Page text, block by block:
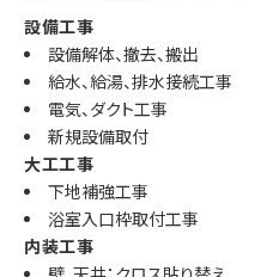
設備工事
設備解体、撤去、搬出
給水、給湯、排水接続工事
電気、ダクト工事
新規設備取付
大工工事
下地補強工事
浴室入口枠取付工事
内装工事